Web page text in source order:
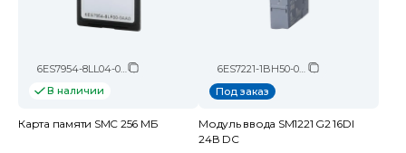
6ES7954-8LL04-0AA0
В наличии
Карта памяти SMC 256 МБ
6ES7221-1BH50-0XB0
Под заказ
Модуль ввода SM1221 G2 16DI
24В DC